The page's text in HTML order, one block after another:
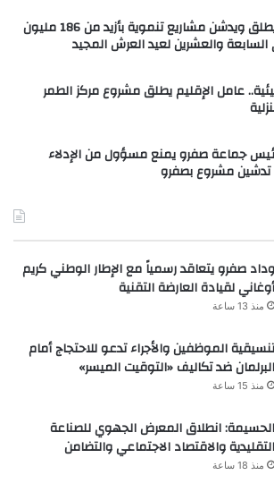
عامل إقليم صفرو يطلق ويدشن مشاريع تنموية بأزيد من 186 مليون
السابعة والعشرين لعيد العرش المجيد
عامل الإقليم يطلق مشروع مركز الطمر
رئيس جماعة صفرو يمنع مسؤول من الإدلاء
مشروع بصفرو
وداد صفرو يتعاقد رسمياً مع الإطار الوطني كريم
أوغاني لقيادة العارضة التقنية
منذ 13 ساعة
تنسيقية الموظفين والأجراء تدعو للاحتجاج أمام
البرلمان ضد تكاليف «التوقيت الميسر»
منذ 15 ساعة
الحسيمة: انطلاق المعرض الجهوي للصناعة
التقليدية والاقتصاد الاجتماعي والتضامن
منذ 18 ساعة